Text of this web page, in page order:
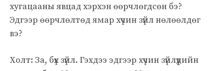
хугацааны явцад хэрхэн өөрчлөгдсөн бэ?
Эдгээр өөрчлөлтөд ямар хүчин зүйл нөлөөлдөг
вэ?
Холт: За, бүх зүйл. Гэхдээ эдгээр хүчин зүйлүүдийн